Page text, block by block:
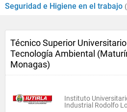
Seguridad e Higiene en el trabajo
Técnico Superior
Tecnología Ambiental
Monagas)
Instituto
Industrial Rodolfo